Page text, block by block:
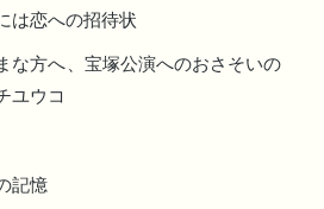
恋への招待状
方へ、宝塚公演へのおさそいの
ユウコ
記憶